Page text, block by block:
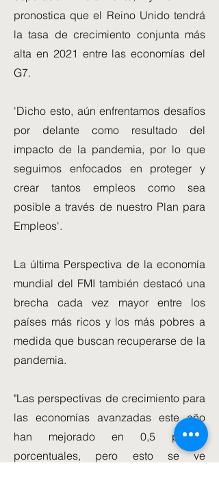
pronostica que el Reino Unido tendrá
la tasa de crecimiento conjunta más
alta en 2021 entre las economías del
G7.
'Dicho esto, aún enfrentamos desafíos
por delante como resultado del
impacto de la pandemia, por lo que
seguimos enfocados en proteger y
crear tantos empleos como sea
posible a través de nuestro Plan para
Empleos'.
La última Perspectiva de la economía
mundial del FMI también destacó una
brecha cada vez mayor entre los
países más ricos y los más pobres a
medida que buscan recuperarse de la
pandemia.
"Las perspectivas de crecimiento para
las economías avanzadas este año
han mejorado en 0,5 puntos
porcentuales, pero esto se ve